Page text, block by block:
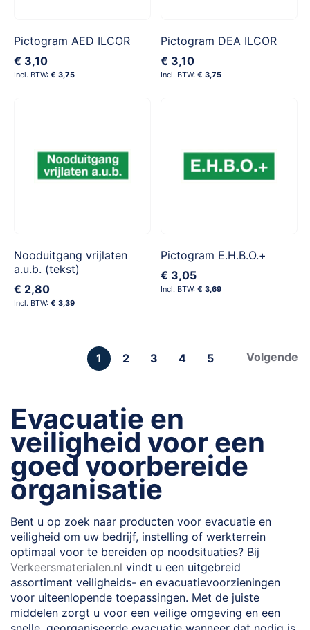
Pictogram AED ILCOR
€ 3,10
€ 3,75
Pictogram DEA ILCOR
€ 3,10
€ 3,75
Nooduitgang vrijlaten
a.u.b. (tekst)
€ 2,80
€ 3,39
Pictogram E.H.B.O.+
€ 3,05
€ 3,69
U
momenteel
pagina
1 Pagina
2 Pagina
3 Pagina
4 Pagina
5 Pagina
Volgende
Evacuatie en
veiligheid voor een
goed voorbereide
organisatie
Bent u op zoek naar producten voor evacuatie en
veiligheid om uw bedrijf, instelling of werkterrein
optimaal voor te bereiden op noodsituaties? Bij
Verkeersmaterialen.nl vindt u een uitgebreid
assortiment veiligheids- en evacuatievoorzieningen
voor uiteenlopende toepassingen. Met de juiste
middelen zorgt u voor een veilige omgeving en een